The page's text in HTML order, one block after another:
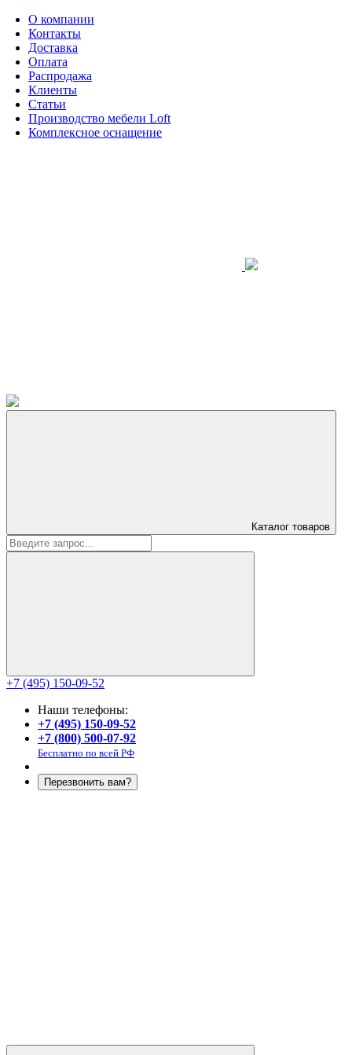
О компании
Контакты
Доставка
Оплата
Распродажа
Клиенты
Статьи
Производство мебели Loft
Комплексное оснащение
Каталог товаров
+7 (495) 150-09-52
Наши телефоны:
+7 (495) 150-09-52
+7 (800) 500-07-92
Бесплатно по всей РФ
Перезвонить вам?